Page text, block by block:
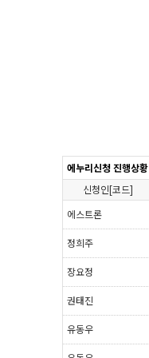
에누리신청 진행상황
신청인[코드]
에스트론
정희주
장요정
권태진
유동우